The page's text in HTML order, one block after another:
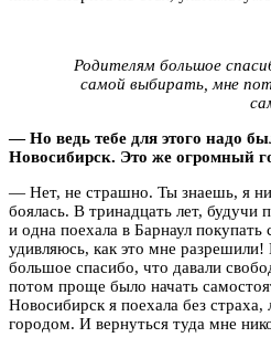
Родителям большое
самой выбирать, мне
— Но ведь тебе для этого надо
Новосибирск. Это же огромный
— Нет, не страшно. Ты знаешь, я
боялась. В тринадцать лет, будучи
и одна поехала в Барнаул покупать
удивляюсь, как это мне
большое спасибо, что давали
потом проще было начать
Новосибирск я поехала без страха,
городом. И вернуться туда мне